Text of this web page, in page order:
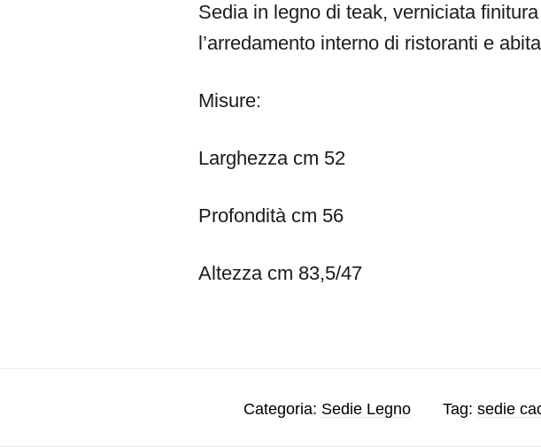
Sedia in legno di teak, verniciata
l’arredamento interno di ristoranti e
Misure:
Larghezza cm 52
Profondità cm 56
Altezza cm 83,5/47
Categoria: Sedie Legno Tag: sedie